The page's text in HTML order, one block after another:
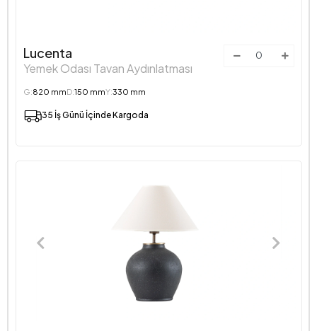
Lucenta
Yemek Odası Tavan Aydınlatması
G:820 mmD:150 mmY:330 mm
35 İş Günü İçinde Kargoda